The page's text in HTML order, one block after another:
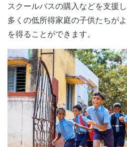
スクールバスの購入などを支援
多くの低所得家庭の子供たちが
を得ることができます。